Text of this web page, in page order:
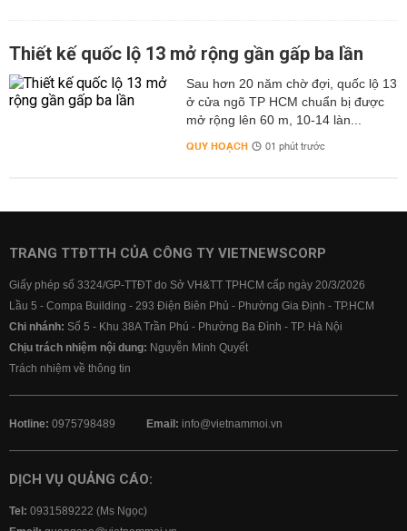
Thiết kế quốc lộ 13 mở rộng gần gấp ba lần
Sau hơn 20 năm chờ đợi, quốc lộ 13
ở cửa ngõ TP HCM chuẩn bị được
mở rộng lên 60 m, 10-14 làn...
QUY HOẠCH 01 phút trước
TRANG TTĐTTH CỦA CÔNG TY VIETNEWSCORP
Giấy phép số 3324/GP-TTĐT do Sở VH&TT TPHCM cấp ngày 20/3/2026
Lầu 5 - Compa Building - 293 Điện Biên Phủ - Phường Gia Định - TP.HCM
Chi nhánh: Số 5 - Khu 38A Trần Phú - Phường Ba Đình - TP. Hà Nội
Chịu trách nhiệm nội dung: Nguyễn Minh Quyết
Trách nhiệm về thông tin
Hotline: 0975798489 Email: info@vietnammoi.vn
DỊCH VỤ QUẢNG CÁO:
Tel: 0931589222 (Ms Ngọc)